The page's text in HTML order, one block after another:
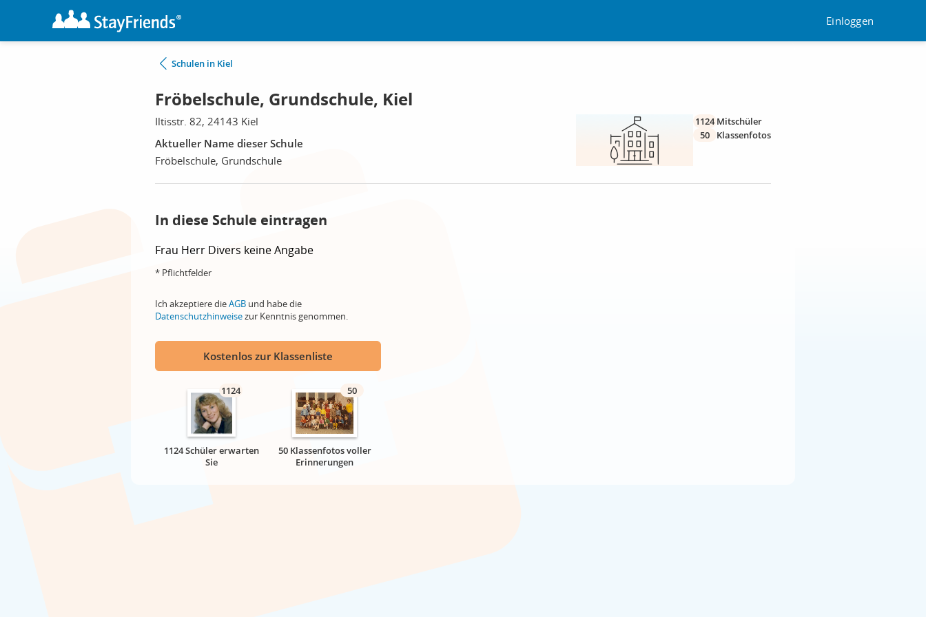
Einloggen
Schulen in Kiel
Fröbelschule, Grundschule, Kiel
Iltisstr. 82, 24143 Kiel
Aktueller Name dieser Schule
Fröbelschule, Grundschule
1124 Mitschüler
50
Klassenfotos
In diese Schule eintragen
Frau Herr Divers keine Angabe
* Pflichtfelder
Ich akzeptiere dieAGB und habe die
Datenschutzhinweisezur Kenntnis genommen.
Kostenlos zur Klassenliste
1124
1124 Schüler erwarten
Sie
50
50 Klassenfotos voller
Erinnerungen